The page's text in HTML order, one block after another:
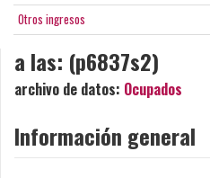
Otros ingresos
a las: (p6837s2)
archivo de datos: Ocupados
Información general